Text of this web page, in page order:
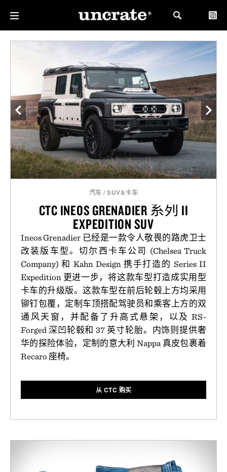
汽车 /SUV&卡车
CTC INEOS GRENADIER 系列 II
EXPEDITION SUV
Ineos Grenadier 已经是一款令人敬畏的路虎卫士
改装版车型。切尔西卡车公司 (Chelsea Truck
Company) 和 Kahn Design 携手打造的 Series II
Expedition 更进一步，将这款车型打造成实用型
卡车的升级版。这款车型在前后轮毂上方均采用
铆钉包覆，定制车顶搭配驾驶员和乘客上方的双
通风天窗，并配备了升高式悬架，以及 RS-
Forged 深凹轮毂和 37 英寸轮胎。内饰则提供奢
华的探险体验，定制的意大利 Nappa 真皮包裹着
Recaro 座椅。
从 CTC 购买